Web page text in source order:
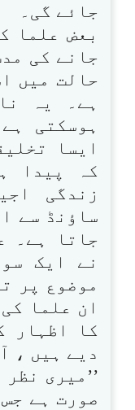
جائے گی۔
بعض علما
جانے کی
حالت میں
ہے۔ یہ
ہوسکتی
ایسا
کہ پیدا
زندگی
ساؤنڈ سے
جاتا ہے۔
نے ایک
موضوع پر
ان علما
کا اظہار
دیے ہیں ،
’’میری
صورت ہے